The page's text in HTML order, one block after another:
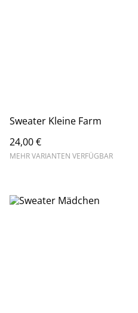
Sweater Kleine Farm
24,00 €
MEHR VARIANTEN VERFÜGBAR